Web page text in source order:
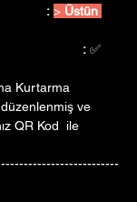
Belge Türü				: > Üstün
Durum					: ✅
Kurtarma
ve
QR Kod  ile